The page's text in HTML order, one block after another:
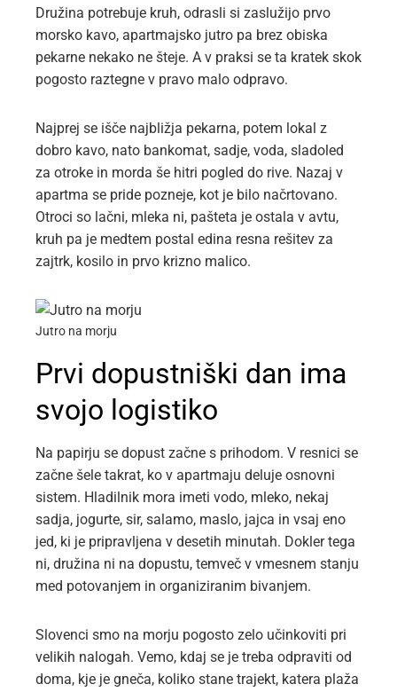
Družina potrebuje kruh, odrasli si zaslužijo prvo
morsko kavo, apartmajsko jutro pa brez obiska
pekarne nekako ne šteje. A v praksi se ta kratek skok
pogosto raztegne v pravo malo odpravo.
Najprej se išče najbližja pekarna, potem lokal z
dobro kavo, nato bankomat, sadje, voda, sladoled
za otroke in morda še hitri pogled do rive. Nazaj v
apartma se pride pozneje, kot je bilo načrtovano.
Otroci so lačni, mleka ni, pašteta je ostala v avtu,
kruh pa je medtem postal edina resna rešitev za
zajtrk, kosilo in prvo krizno malico.
Jutro na morju
Prvi dopustniški dan ima
svojo logistiko
Na papirju se dopust začne s prihodom. V resnici se
začne šele takrat, ko v apartmaju deluje osnovni
sistem. Hladilnik mora imeti vodo, mleko, nekaj
sadja, jogurte, sir, salamo, maslo, jajca in vsaj eno
jed, ki je pripravljena v desetih minutah. Dokler tega
ni, družina ni na dopustu, temveč v vmesnem stanju
med potovanjem in organiziranim bivanjem.
Slovenci smo na morju pogosto zelo učinkoviti pri
velikih nalogah. Vemo, kdaj se je treba odpraviti od
doma, kje je gneča, koliko stane trajekt, katera plaža